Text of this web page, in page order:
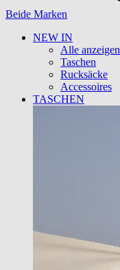
Beide Marken
NEW IN
Alle anzeigen
Taschen
Rucksäcke
Accessoires
TASCHEN